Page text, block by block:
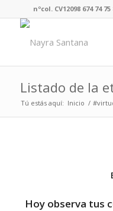
nºcol. CV12098 674
Listado de la
Tú estás aquí: Inicio /
Hoy observa tus